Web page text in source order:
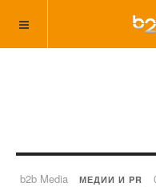
b2b Media МЕДИИ И PR